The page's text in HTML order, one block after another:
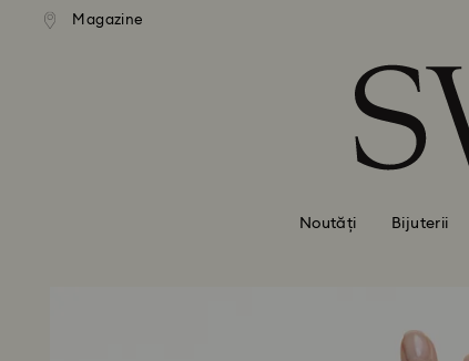
Accesskeys list
Magazine
la comenzi de peste 500
RON
Noutăți Bijuterii